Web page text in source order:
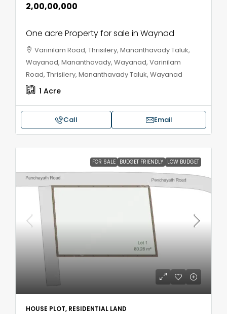
₹2,00,00,000
One acre Property for sale in Waynad
Varinilam Road, Thrisilery, Mananthavady Taluk,
Wayanad, Mananthavady, Wayanad, Varinilam
Road, Thrisilery, Mananthavady Taluk, Wayanad
1 Acre
Call Email
FOR SALE BUDGET FRIENDLY LOW BUDGET
HOUSE PLOT, RESIDENTIAL LAND